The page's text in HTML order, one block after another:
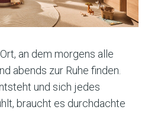
an dem morgens alle
abends zur Ruhe finden.
und sich jedes
braucht es durchdachte